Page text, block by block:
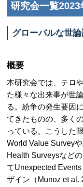
研究会一覧2023
グローバルな世
概要
本研究会では、テロ
た様々な出来事が世
る。紛争の発生要因
てきたものの、多く
っている。こうした
World Value Surveyや
Health Surveysなど
てUnexpected
ザイン（Munoz et al.